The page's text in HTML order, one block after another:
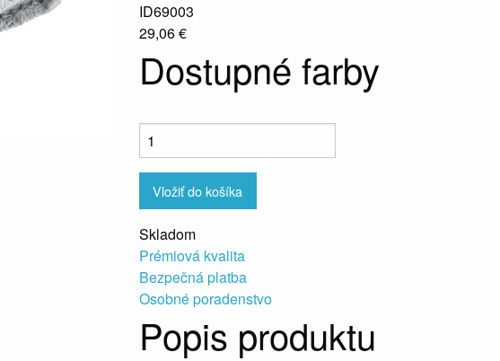
ID69003
29,06 €
Dostupné farby
Vložiť do košíka
Skladom
Prémiová kvalita
Bezpečná platba
Osobné poradenstvo
Popis produktu